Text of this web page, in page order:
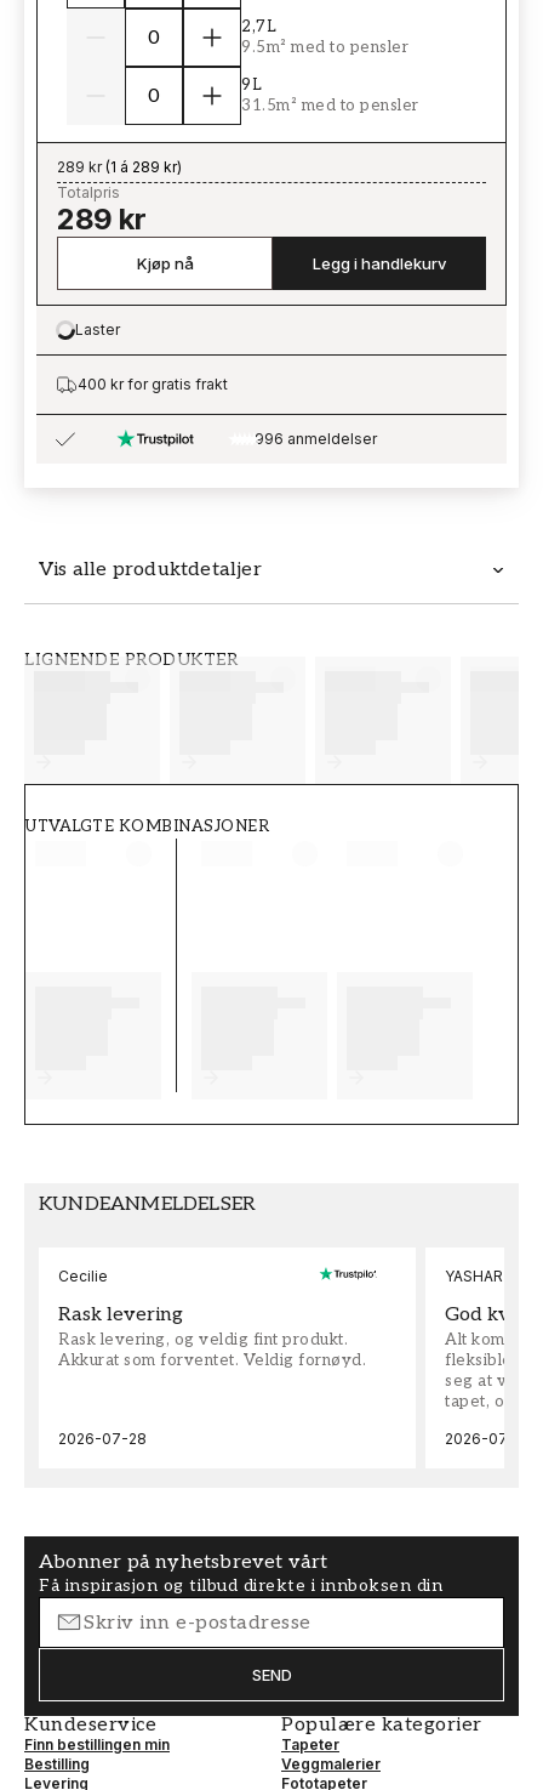
Vis alle produktdetaljer
LIGNENDE PRODUKTER
UTVALGTE KOMBINASJONER
2,7L
9.5m² med to pensler
9L
31.5m² med to pensler
289 kr(1 á 289 kr)
Totalpris
289 kr
Kjøp nå Legg i handlekurv
Loading…
Laster
400 kr for gratis frakt
996 anmeldelser
KUNDEANMELDELSER
Cecilie
Rask levering
Rask levering, og veldig fint produkt.
Akkurat som forventet. Veldig fornøyd.
2026-07-28
YASHAR
God
Alt kom
fleksible på
seg at vi
tapet, og
2026-07-04
Abonner på nyhetsbrevet vårt
Få inspirasjon og tilbud direkte i innboksen din
SEND
Kundeservice
Finn bestillingen min
Bestilling
Levering
Populære kategorier
Tapeter
Veggmalerier
Fototapeter